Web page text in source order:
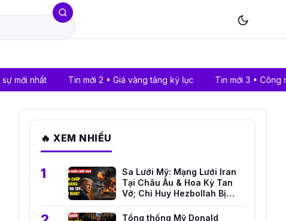
Tin mới 2 • Giá vàng tăng kỷ lục Tin mới 3 • Công nghệ AI
🔥 XEM NHIỀU
Sa Lưới Mỹ: Mạng Lưới Iran
Tại Châu Âu & Hoa Kỳ Tan
Vỡ; Chỉ Huy Hezbollah Bị
Truy Tố!
Tổng thống Mỹ Donald